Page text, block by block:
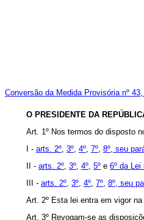
Conversão da Medida Provisória nº
O PRESIDENTE DA
Art. 1º Nos termos do disposto
I - arts. 2º, 3º, 4º, 7º, 8º, seu
II - arts. 2º, 3º, 4º, 5º e 6º da Lei
III - arts. 2º, 3º, 4º, 7º, 8º, seu
Art. 2º Esta lei entra em vigor
Art. 3º Revogam-se as